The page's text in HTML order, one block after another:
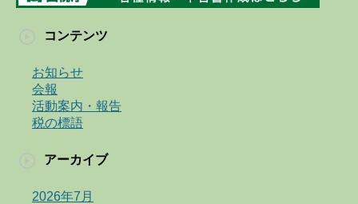
コンテンツ
お知らせ
会報
活動案内・報告
税の標語
アーカイブ
2026年7月